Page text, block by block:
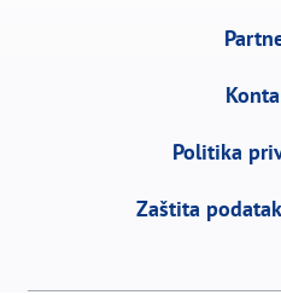
Politika
Zaštita